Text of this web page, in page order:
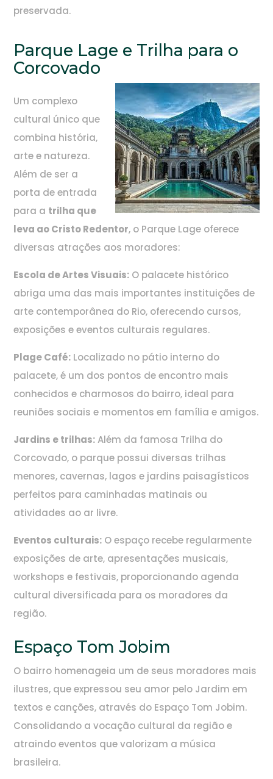
preservada.
Parque Lage e Trilha para o
Corcovado
Um complexo
cultural único que
combina história,
arte e natureza.
Além de ser a
porta de entrada
para a trilha que
leva ao Cristo Redentor, o Parque Lage oferece
diversas atrações aos moradores:
Escola de Artes Visuais: O palacete histórico
abriga uma das mais importantes instituições de
arte contemporânea do Rio, oferecendo cursos,
exposições e eventos culturais regulares.
Plage Café: Localizado no pátio interno do
palacete, é um dos pontos de encontro mais
conhecidos e charmosos do bairro, ideal para
reuniões sociais e momentos em família e amigos.
Jardins e trilhas:Além da famosa Trilha do
Corcovado, o parque possui diversas trilhas
menores, cavernas, lagos e jardins paisagísticos
perfeitos para caminhadas matinais ou
atividades ao ar livre.
Eventos culturais: O espaço recebe regularmente
exposições de arte, apresentações musicais,
workshops e festivais, proporcionando agenda
cultural diversificada para os moradores da
região.
Espaço Tom Jobim
O bairro homenageia um de seus moradores mais
ilustres, que expressou seu amor pelo Jardim em
textos e canções, através do Espaço Tom Jobim.
Consolidando a vocação cultural da região e
atraindo eventos que valorizam a música
brasileira.